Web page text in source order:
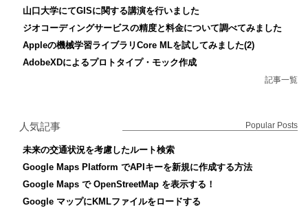
山口大学にてGISに関する講演を行いました
ジオコーディングサービスの精度と料金について調べてみました
Appleの機械学習ライブラリCore MLを試してみました(2)
AdobeXDによるプロトタイプ・モック作成
記事一覧
人気記事 Popular Posts
未来の交通状況を考慮したルート検索
Google Maps Platform でAPIキーを新規に作成する方法
Google Maps で OpenStreetMap を表示する！
Google マップにKMLファイルをロードする